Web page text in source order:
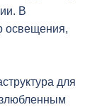
В
освещения,
для